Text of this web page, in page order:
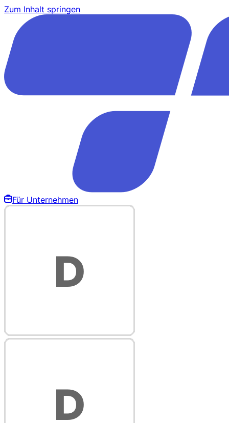
Zum Inhalt springen
Für Unternehmen